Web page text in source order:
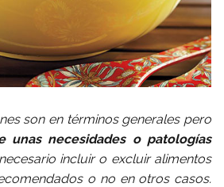
son en términos generales pero
unas necesidades o patologías
incluir o excluir alimentos
o no en otros casos.